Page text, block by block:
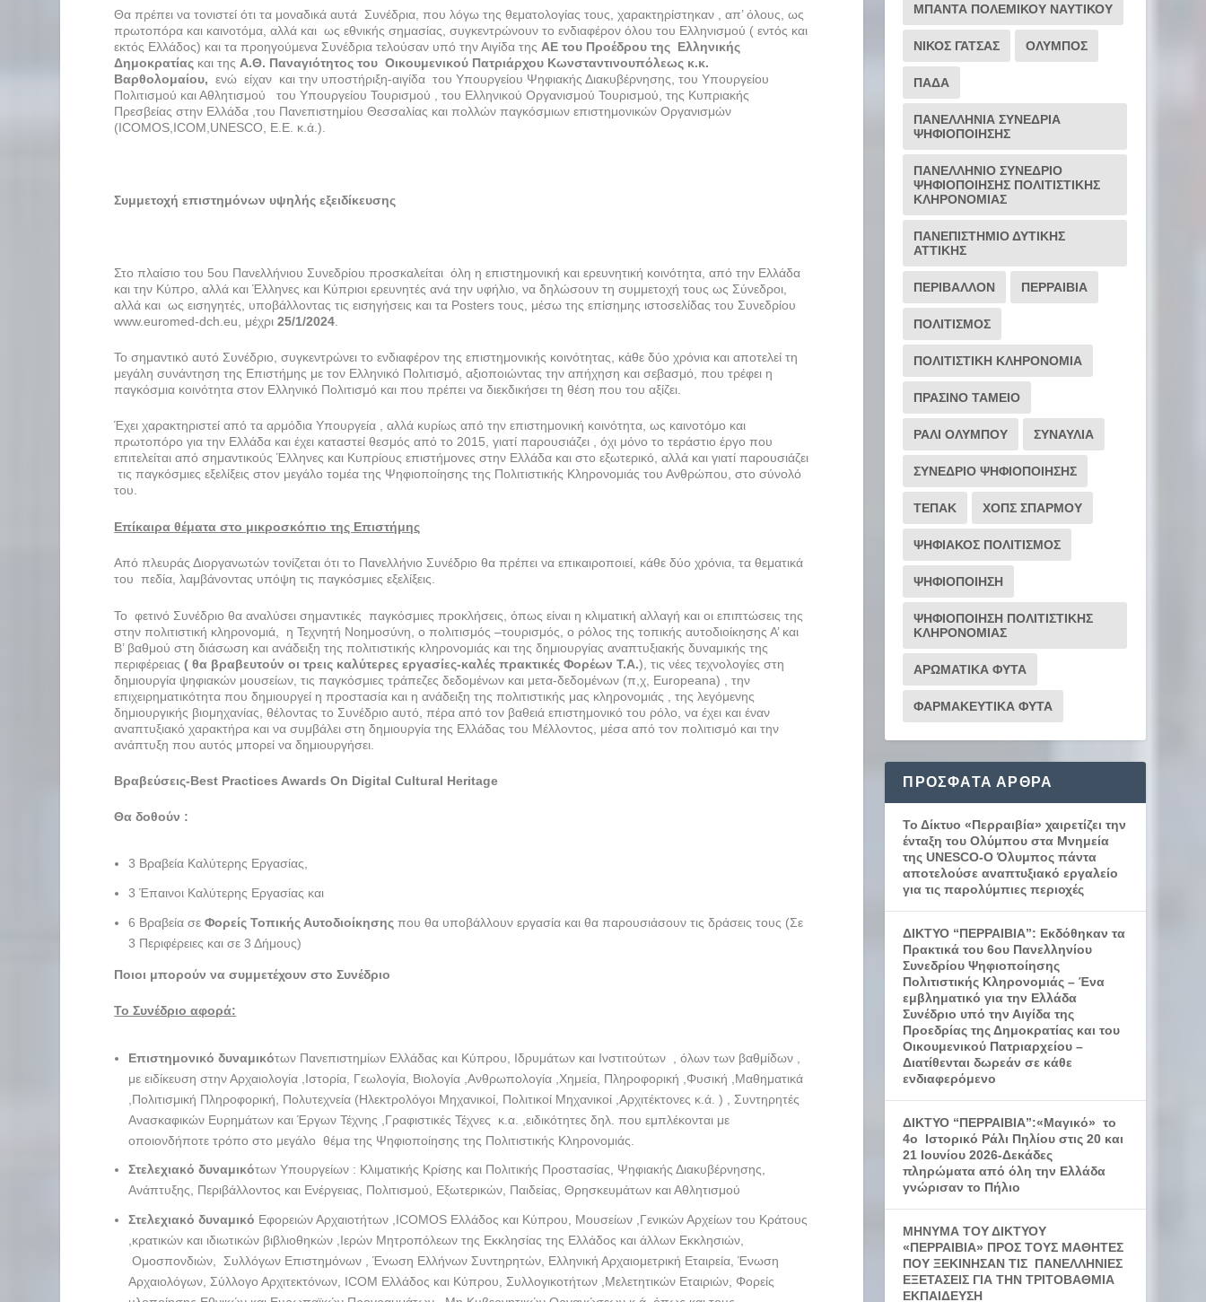
Θα πρέπει να τονιστεί ότι τα μοναδικά αυτά Συνέδρια, που λόγω της θεματολογίας τους, χαρακτηρίστηκαν , απ’ όλους, ως
πρωτοπόρα και καινοτόμα, αλλά και ως εθνικής σημασίας, συγκεντρώνουν το ενδιαφέρον όλου του Ελληνισμού ( εντός και
εκτός Ελλάδος) και τα προηγούμενα Συνέδρια τελούσαν υπό την Αιγίδα της ΑΕ του Προέδρου της Ελληνικής
Δημοκρατίας και της Α.Θ. Παναγιότητος του Οικουμενικού Πατριάρχου Κωνσταντινουπόλεως κ.κ.
Βαρθολομαίου,ενώ είχαν και την υποστήριξη-αιγίδα του Υπουργείου Ψηφιακής Διακυβέρνησης, του Υπουργείου
Πολιτισμού και Αθλητισμού του Υπουργείου Τουρισμού , του Ελληνικού Οργανισμού Τουρισμού, της Κυπριακής
Πρεσβείας στην Ελλάδα ,του Πανεπιστημίου Θεσσαλίας και πολλών παγκόσμιων επιστημονικών Οργανισμών
(ICOMOS,ICOM,UNESCO, Ε.Ε. κ.ά.).
Συμμετοχή επιστημόνων υψηλής εξειδίκευσης
Στο πλαίσιο του 5ου Πανελλήνιου Συνεδρίου προσκαλείται όλη η επιστημονική και ερευνητική κοινότητα, από την Ελλάδα
και την Κύπρο, αλλά και Έλληνες και Κύπριοι ερευνητές ανά την υφήλιο, να δηλώσουν τη συμμετοχή τους ως Σύνεδροι,
αλλά και ως εισηγητές, υποβάλλοντας τις εισηγήσεις και τα Posters τους, μέσω της επίσημης ιστοσελίδας του Συνεδρίου
www.euromed-dch.eu, μέχρι25/1/2024
Το σημαντικό αυτό Συνέδριο, συγκεντρώνει το ενδιαφέρον της επιστημονικής κοινότητας, κάθε δύο χρόνια και αποτελεί τη
μεγάλη συνάντηση της Επιστήμης με τον Ελληνικό Πολιτισμό, αξιοποιώντας την απήχηση και σεβασμό, που τρέφει η
παγκόσμια κοινότητα στον Ελληνικό Πολιτισμό και που πρέπει να διεκδικήσει τη θέση που του αξίζει.
Έχει χαρακτηριστεί από τα αρμόδια Υπουργεία , αλλά κυρίως από την επιστημονική κοινότητα, ως καινοτόμο και
πρωτοπόρο για την Ελλάδα και έχει καταστεί θεσμός από το 2015, γιατί παρουσιάζει , όχι μόνο το τεράστιο έργο που
επιτελείται από σημαντικούς Έλληνες και Κυπρίους επιστήμονες στην Ελλάδα και στο εξωτερικό, αλλά και γιατί παρουσιάζει
τις παγκόσμιες εξελίξεις στον μεγάλο τομέα της Ψηφιοποίησης της Πολιτιστικής Κληρονομιάς του Ανθρώπου, στο σύνολό
του.
Επίκαιρα θέματα στο μικροσκόπιο της Επιστήμης
Από πλευράς Διοργανωτών τονίζεται ότι το Πανελλήνιο Συνέδριο θα πρέπει να επικαιροποιεί, κάθε δύο χρόνια, τα θεματικά
του πεδία, λαμβάνοντας υπόψη τις παγκόσμιες εξελίξεις.
Το φετινό Συνέδριο θα αναλύσει σημαντικές παγκόσμιες προκλήσεις, όπως είναι η κλιματική αλλαγή και οι επιπτώσεις της
στην πολιτιστική κληρονομιά, η Τεχνητή Νοημοσύνη, ο πολιτισμός –τουρισμός, ο ρόλος της τοπικής αυτοδιοίκησης Α’ και
Β’ βαθμού στη διάσωση και ανάδειξη της πολιτιστικής κληρονομιάς και της δημιουργίας αναπτυξιακής δυναμικής της
περιφέρειας( θα βραβευτούν οι τρεις καλύτερες εργασίες-καλές πρακτικές Φορέων Τ.Α.), τις νέες τεχνολογίες στη
δημιουργία ψηφιακών μουσείων, τις παγκόσμιες τράπεζες δεδομένων και μετα-δεδομένων (π,χ, Europeana) , την
επιχειρηματικότητα που δημιουργεί η προστασία και η ανάδειξη της πολιτιστικής μας κληρονομιάς , της λεγόμενης
δημιουργικής βιομηχανίας, θέλοντας το Συνέδριο αυτό, πέρα από τον βαθειά επιστημονικό του ρόλο, να έχει και έναν
αναπτυξιακό χαρακτήρα και να συμβάλει στη δημιουργία της Ελλάδας του Μέλλοντος, μέσα από τον πολιτισμό και την
ανάπτυξη που αυτός μπορεί να δημιουργήσει.
Βραβεύσεις-Best Practices Awards On Digital Cultural Heritage
Θα δοθούν :
3 Βραβεία Καλύτερης Εργασίας,
3 Έπαινοι Καλύτερης Εργασίας και
6 Βραβεία σεΦορείς Τοπικής Αυτοδιοίκησης που θα υποβάλλουν εργασία και θα παρουσιάσουν τις δράσεις τους (Σε
3 Περιφέρειες και σε 3 Δήμους)
Ποιοι μπορούν να συμμετέχουν στο Συνέδριο
Το Συνέδριο αφορά:
Επιστημονικό δυναμικότων Πανεπιστημίων Ελλάδας και Κύπρου, Ιδρυμάτων και Ινστιτούτων , όλων των βαθμίδων ,
με ειδίκευση στην Αρχαιολογία ,Ιστορία, Γεωλογία, Βιολογία ,Ανθρωπολογία ,Χημεία, Πληροφορική ,Φυσική ,Μαθηματικά
,Πολιτισμική Πληροφορική, Πολυτεχνεία (Ηλεκτρολόγοι Μηχανικοί, Πολιτικοί Μηχανικοί ,Αρχιτέκτονες κ.ά. ) , Συντηρητές
Ανασκαφικών Ευρημάτων και Έργων Τέχνης ,Γραφιστικές Τέχνες κ.α. ,ειδικότητες δηλ. που εμπλέκονται με
οποιονδήποτε τρόπο στο μεγάλο θέμα της Ψηφιοποίησης της Πολιτιστικής Κληρονομιάς.
Στελεχιακό δυναμικότων Υπουργείων : Κλιματικής Κρίσης και Πολιτικής Προστασίας, Ψηφιακής Διακυβέρνησης,
Ανάπτυξης, Περιβάλλοντος και Ενέργειας, Πολιτισμού, Εξωτερικών, Παιδείας, Θρησκευμάτων και Αθλητισμού
Στελεχιακό δυναμικό Εφορειών Αρχαιοτήτων ,ICOMOS Ελλάδος και Κύπρου, Μουσείων ,Γενικών Αρχείων του Κράτους
,κρατικών και ιδιωτικών βιβλιοθηκών ,Ιερών Μητροπόλεων της Εκκλησίας της Ελλάδος και άλλων Εκκλησιών,
Ομοσπονδιών, Συλλόγων Επιστημόνων , Ένωση Ελλήνων Συντηρητών, Ελληνική Αρχαιομετρική Εταιρεία, Ένωση
Αρχαιολόγων, Σύλλογο Αρχιτεκτόνων, ΙCOM Ελλάδος και Κύπρου, Συλλογικοτήτων ,Μελετητικών Εταιριών, Φορείς
ΜΠΑΝΤΑ ΠΟΛΕΜΙΚΟΥ ΝΑΥΤΙΚΟΥ
ΝΙΚΟΣ ΓΑΤΣΑΣ ΟΛΥΜΠΟΣ
ΠΑΔΑ
ΠΑΝΕΛΛΗΝΙΑ ΣΥΝΕΔΡΙΑ
ΨΗΦΙΟΠΟΙΗΣΗΣ
ΠΑΝΕΛΛΗΝΙΟ ΣΥΝΕΔΡΙΟ
ΨΗΦΙΟΠΟΙΗΣΗΣ ΠΟΛΙΤΙΣΤΙΚΗΣ
ΚΛΗΡΟΝΟΜΙΑΣ
ΠΑΝΕΠΙΣΤΗΜΙΟ ΔΥΤΙΚΗΣ
ΑΤΤΙΚΗΣ
ΠΕΡΙΒΑΛΛΟΝ ΠΕΡΡΑΙΒΙΑ
ΠΟΛΙΤΙΣΜΟΣ
ΠΟΛΙΤΙΣΤΙΚΗ ΚΛΗΡΟΝΟΜΙΑ
ΠΡΑΣΙΝΟ ΤΑΜΕΙΟ
ΡΆΛΙ ΟΛΎΜΠΟΥ ΣΥΝΑΥΛΙΑ
ΣΥΝΕΔΡΙΟ ΨΗΦΙΟΠΟΙΗΣΗΣ
ΤΕΠΑΚ ΧΟΠΣ ΣΠΑΡΜΟΥ
ΨΗΦΙΑΚΟΣ ΠΟΛΙΤΙΣΜΟΣ
ΨΗΦΙΟΠΟΙΗΣΗ
ΨΗΦΙΟΠΟΙΗΣΗ ΠΟΛΙΤΙΣΤΙΚΗΣ
ΚΛΗΡΟΝΟΜΙΑΣ
ΑΡΩΜΑΤΙΚΑ ΦΥΤΑ
ΦΑΡΜΑΚΕΥΤΙΚΑ ΦΥΤΑ
ΠΡΌΣΦΑΤΑ ΆΡΘΡΑ
Το Δίκτυο «Περραιβία» χαιρετίζει την
ένταξη του Ολύμπου στα Μνημεία
της UNESCO-Ο Όλυμπος πάντα
αποτελούσε αναπτυξιακό εργαλείο
για τις παρολύμπιες περιοχές
ΔΙΚΤΥΟ “ΠΕΡΡΑΙΒΙΑ”: Εκδόθηκαν τα
Πρακτικά του 6ου Πανελληνίου
Συνεδρίου Ψηφιοποίησης
Πολιτιστικής Κληρονομιάς – Ένα
εμβληματικό για την Ελλάδα
Συνέδριο υπό την Αιγίδα της
Προεδρίας της Δημοκρατίας και του
Οικουμενικού Πατριαρχείου –
Διατίθενται δωρεάν σε κάθε
ενδιαφερόμενο
ΔΙΚΤΥΟ “ΠΕΡΡΑΙΒΙΑ”:«Μαγικό» το
4ο Ιστορικό Ράλι Πηλίου στις 20 και
21 Ιουνίου 2026-Δεκάδες
πληρώματα από όλη την Ελλάδα
γνώρισαν το Πήλιο
ΜΗΝΥΜΑ ΤΟΥ ΔΙΚΤΥΟΥ
«ΠΕΡΡΑΙΒΙΑ» ΠΡΟΣ ΤΟΥΣ ΜΑΘΗΤΕΣ
ΠΟΥ ΞΕΚΙΝΗΣΑΝ ΤΙΣ ΠΑΝΕΛΛΗΝΙΕΣ
ΕΞΕΤΑΣΕΙΣ ΓΙΑ ΤΗΝ ΤΡΙΤΟΒΑΘΜΙΑ
ΕΚΠΑΙΔΕΥΣΗ